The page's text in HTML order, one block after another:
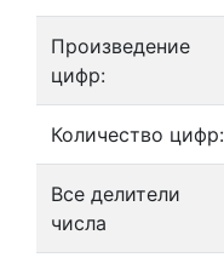
Произведение
цифр:
Количество цифр:
Все делители
числа